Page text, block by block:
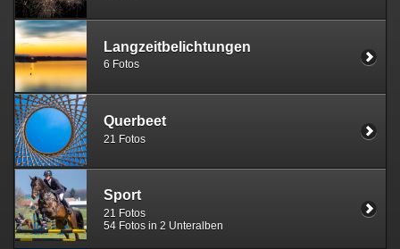
Langzeitbelichtungen
6 Fotos
Querbeet
21 Fotos
Sport
21 Fotos
54 Fotos in 2 Unteralben